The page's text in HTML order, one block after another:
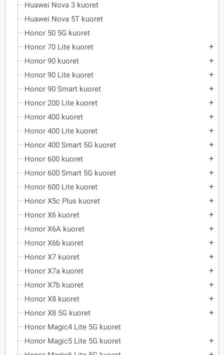
Huawei Nova 3 kuoret
Huawei Nova 5T kuoret
Honor 50 5G kuoret
Honor 70 Lite kuoret
add
Honor 90 kuoret add
Honor 90 Lite kuoret add
Honor 90 Smart kuoret add
Honor 200 Lite kuoret add
Honor 400 kuoret add
Honor 400 Lite kuoret add
Honor 400 Smart 5G kuoret add
Honor 600 kuoret add
Honor 600 Smart 5G kuoret add
Honor 600 Lite kuoret add
Honor X5c Plus kuoret add
Honor X6 kuoret add
Honor X6A kuoret add
Honor X6b kuoret add
Honor X7 kuoret add
Honor X7a kuoret add
Honor X7b kuoret add
Honor X8 kuoret add
Honor X8 5G kuoret add
Honor Magic4 Lite 5G kuoret
Honor Magic5 Lite 5G kuoret
add